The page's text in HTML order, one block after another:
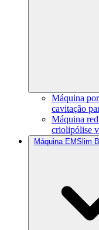
Máquina
cavitação
Máquina
criolipólise
Máquina EMSlim